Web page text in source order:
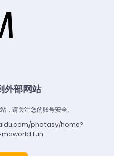
外部网站
，请关注您的账号安全。
photasy/home?